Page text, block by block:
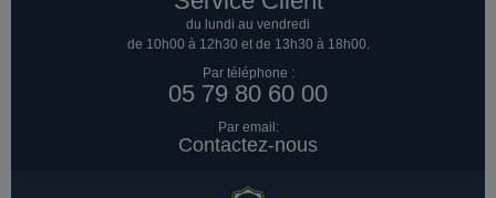
du lundi au vendredi
de 10h00 à 12h30 et de 13h30 à 18h00.
Par téléphone :
05 79 80 60 00
Par email:
Contactez-nous